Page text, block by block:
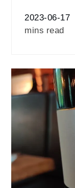
2023-06-17
mins read